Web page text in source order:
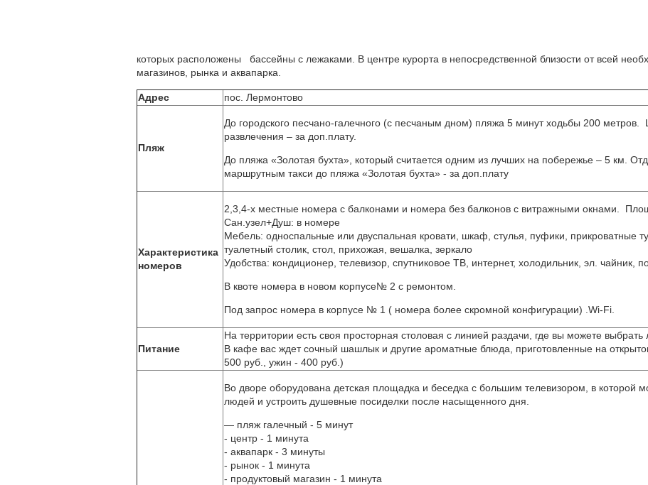
которых расположены бассейны с лежаками. В центре курорта в непосредственной близости от всей
магазинов, рынка и аквапарка.
Адрес пос. Лермонтово
Пляж
До городского песчано-галечного (с песчаным дном) пляжа 5 минут ходьбы 200 метров.
развлечения – за доп.плату.
До пляжа «Золотая бухта», который считается одним из лучших на побережье – 5 км.
маршрутным такси до пляжа «Золотая бухта» - за доп.плату
Характеристика
номеров
2,3,4-х местные номера с балконами и номера без балконов с витражными окнами.
Сан.узел+Душ: в номере
Мебель: односпальные или двуспальная кровати, шкаф, стулья, пуфики, прикроватные
туалетный столик, стол, прихожая, вешалка, зеркало
Удобства: кондиционер, телевизор, спутниковое ТВ, интернет, холодильник, эл. чайник,
В квоте номера в новом корпусе№ 2 с ремонтом.
Под запрос номера в корпусе № 1 ( номера более скромной конфигурации) .Wi-Fi.
Питание
На территории есть своя просторная столовая с линией раздачи, где вы можете
В кафе вас ждет сочный шашлык и другие ароматные блюда, приготовленные на
500 руб., ужин - 400 руб.)
Во дворе оборудована детская площадка и беседка с большим телевизором, в которой
людей и устроить душевные посиделки после насыщенного дня.
— пляж галечный - 5 минут
- центр - 1 минута
- аквапарк - 3 минуты
- рынок - 1 минута
- продуктовый магазин - 1 минута